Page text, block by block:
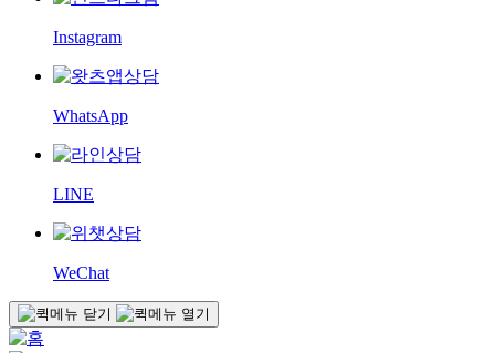
Instagram
WhatsApp
LINE
WeChat